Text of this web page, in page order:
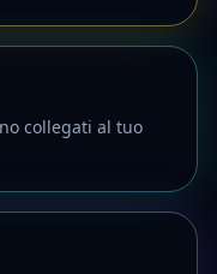
collegati al tuo